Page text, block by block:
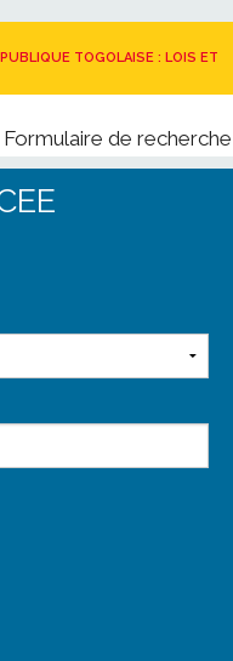
TOGOLAISE : LOIS ET
Formulaire de recherche
Rechercher